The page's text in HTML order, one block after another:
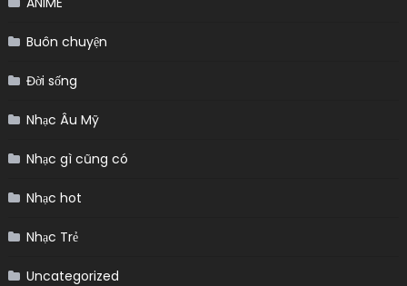
Buôn chuyện
Đời sống
Nhạc Âu Mỹ
Nhạc gì cũng có
Nhạc hot
Nhạc Trẻ
Uncategorized